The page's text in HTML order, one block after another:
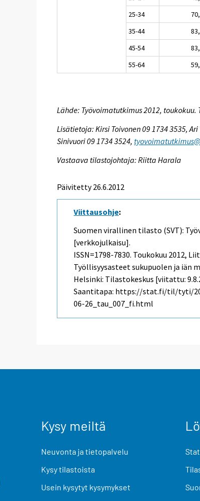
25-34
35-44
45-54
55-64
Lähde: Työvoimatutkimus 2012, toukokuu.
Lisätietoja: Kirsi Toivonen 09 1734 3535,
Sinivuori 09 1734 3524,
Vastaava tilastojohtaja: Riitta Harala
Päivitetty 26.6.2012
Viittausohje:
Suomen virallinen tilasto (SVT):
[verkkojulkaisu].
ISSN=1798-7830. Toukokuu 2012,
Työllisyysasteet sukupuolen ja iän
Helsinki: Tilastokeskus [viitattu:
Saantitapa: https://stat.fi/til/tyti/
06-26_tau_007_fi.html
Kysy meiltä
Neuvonta ja tietopalvelu
Kysy tilastoista
Usein kysytyt kysymykset